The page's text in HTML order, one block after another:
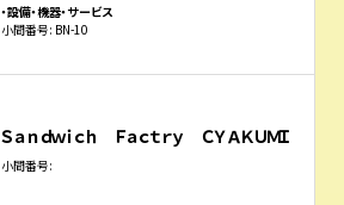
・設備・機器・サービス
小間番号: BN-10
Ｓａｎｄｗｉｃｈ Ｆａｃｔｒｙ ＣＹＡＫＵＭＩ
小間番号: